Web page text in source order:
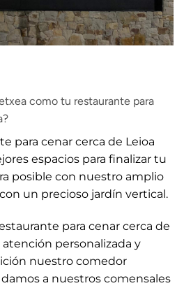
como tu restaurante para
para cenar cerca de Leioa
espacios para finalizar tu
posible con nuestro amplio
un precioso jardín vertical.
para cenar cerca de
personalizada y
nuestro comedor
a nuestros comensales